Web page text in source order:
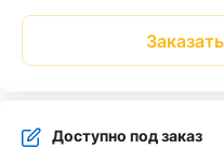
Заказать
Доступно под заказ